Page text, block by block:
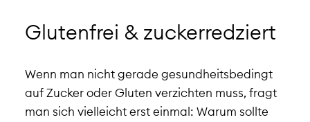
Glutenfrei & zuckerredziert
Wenn man nicht gerade gesundheitsbedingt
auf Zucker oder Gluten verzichten muss, fragt
man sich vielleicht erst einmal: Warum sollte